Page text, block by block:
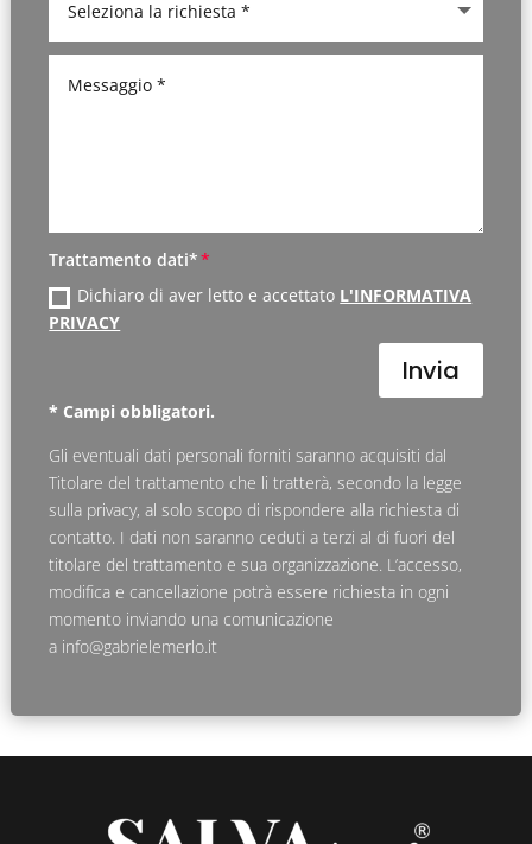
Trattamento dati*
Dichiaro di aver letto e accettato L'INFORMATIVA
PRIVACY
Invia
* Campi obbligatori.
Gli eventuali dati personali forniti saranno acquisiti dal
Titolare del trattamento che li tratterà, secondo la legge
sulla privacy, al solo scopo di rispondere alla richiesta di
contatto. I dati non saranno ceduti a terzi al di fuori del
titolare del trattamento e sua organizzazione. L’accesso,
modifica e cancellazione potrà essere richiesta in ogni
momento inviando una comunicazione
a info@gabrielemerlo.it